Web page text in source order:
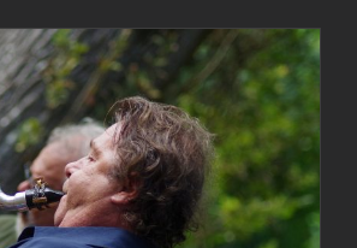
2023 (Le
Ray)
Hestejada Médias Photos Photos